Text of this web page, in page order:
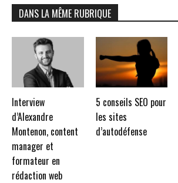
DANS LA MÊME RUBRIQUE
Interview
d’Alexandre
Montenon, content
manager et
formateur en
rédaction web
5 conseils SEO pour
les sites
d’autodéfense